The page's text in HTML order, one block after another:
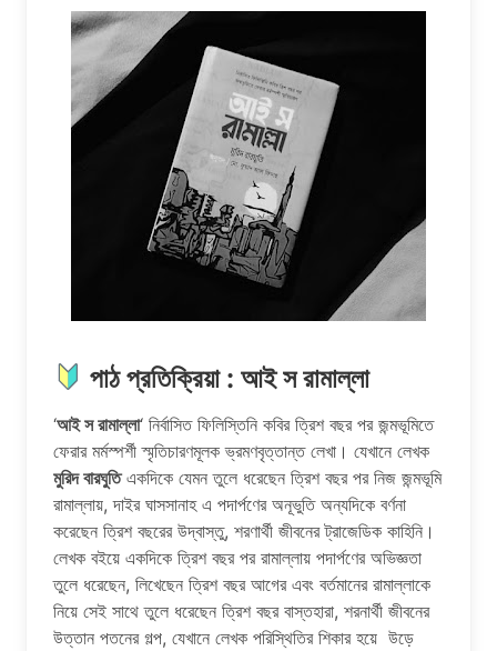
পাঠ প্রতিক্রিয়া : আই স রামাল্লা
‘আই স রামাল্লা‘ নির্বাসিত ফিলিস্তিনি কবির ত্রিশ বছর পর জন্মভূমিতে
ফেরার মর্মস্পর্শী স্মৃতিচারণমূলক ভ্রমণবৃত্তান্ত লেখা। যেখানে লেখক
মুরিদ বারঘুতিএকদিকে যেমন তুলে ধরেছেন ত্রিশ বছর পর নিজ জন্মভূমি
রামাল্লায়, দাইর ঘাসসানাহ এ পদার্পণের অনূভুতি অন্যদিকে বর্ণনা
করেছেন ত্রিশ বছরের উদ্বাস্তু, শরণার্থী জীবনের ট্রাজেডিক কাহিনি।
লেখক বইয়ে একদিকে ত্রিশ বছর পর রামাল্লায় পদার্পণের অভিজ্ঞতা
তুলে ধরেছেন, লিখেছেন ত্রিশ বছর আগের এবং বর্তমানের রামাল্লাকে
নিয়ে সেই সাথে তুলে ধরেছেন ত্রিশ বছর বাস্তহারা, শরনার্থী জীবনের
উত্তান পতনের গল্প, যেখানে লেখক পরিস্থিতির শিকার হয়ে উড়ে